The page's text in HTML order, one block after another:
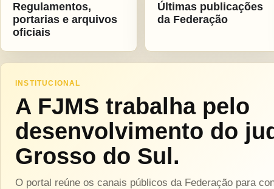
Regulamentos,
portarias e arquivos
oficiais
Últimas publicações
da Federação
INSTITUCIONAL
A FJMS trabalha pelo
desenvolvimento do
Grosso do Sul.
O portal reúne os canais públicos da Federação para